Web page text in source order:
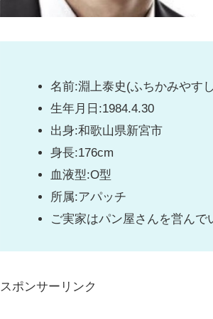
名前:淵上泰史(ふちかみやす
生年月日:1984.4.30
出身:和歌山県新宮市
身長:176cm
血液型:O型
所属:アパッチ
ご実家はパン屋さんを営んで
スポンサーリンク